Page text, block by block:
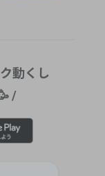
動くし
/